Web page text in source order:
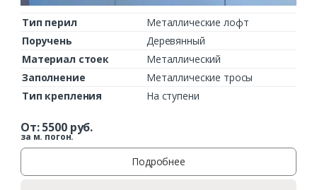
Тип перил
Металлические лофт
Поручень
Деревянный
Материал стоек
Металлический
Заполнение
Металлические тросы
Тип крепления
На ступени
От:5500руб.
за м. погон.
Подробнее